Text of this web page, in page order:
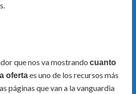
que nos va mostrando cuanto
ofertaes uno de los recursos más
páginas que van a la vanguardia